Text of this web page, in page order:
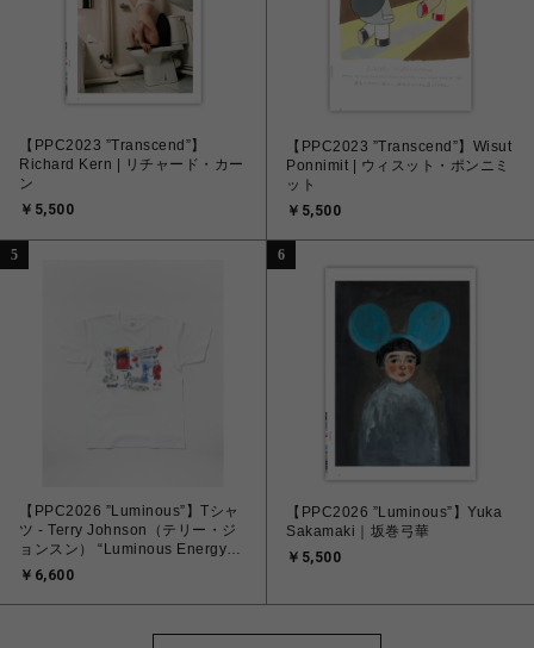
【PPC2023 ”Transcend”】
Richard Kern | リチャード・カー
ン
￥5,500
【PPC2023 ”Transcend”】Wisut
Ponnimit | ウィスット・ポンニミ
ット
￥5,500
5
【PPC2026 ”Luminous”】Tシャ
ツ - Terry Johnson（テリー・ジ
ョンスン） “Luminous Energy
powered by Mizuno”
￥6,600
6
【PPC2026 ”Luminous”】Yuka
Sakamaki｜坂巻弓華
￥5,500